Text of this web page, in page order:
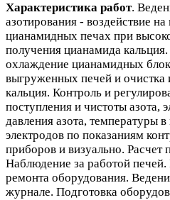
Характеристика работ.
азотирования - воздействие
цианамидных печах при
получения цианамида
охлаждение цианамидных
выгруженных печей и очистка
кальция. Контроль и
поступления и чистоты азота,
давления азота, температуры
электродов по показаниям
приборов и визуально. Расчет
Наблюдение за работой
ремонта оборудования.
журнале. Подготовка